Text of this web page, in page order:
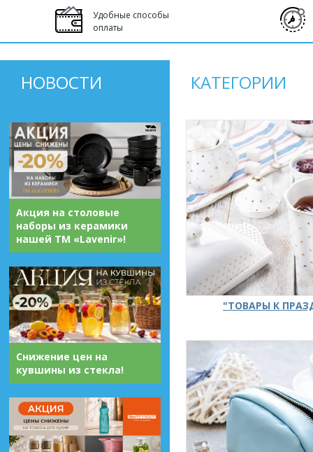
Удобные способы
оплаты
НОВОСТИ
Акция на столовые
наборы из керамики
нашей ТМ «Lavenir»!
Снижение цен на
кувшины из стекла!
КАТЕГОРИИ
"ТОВАРЫ К